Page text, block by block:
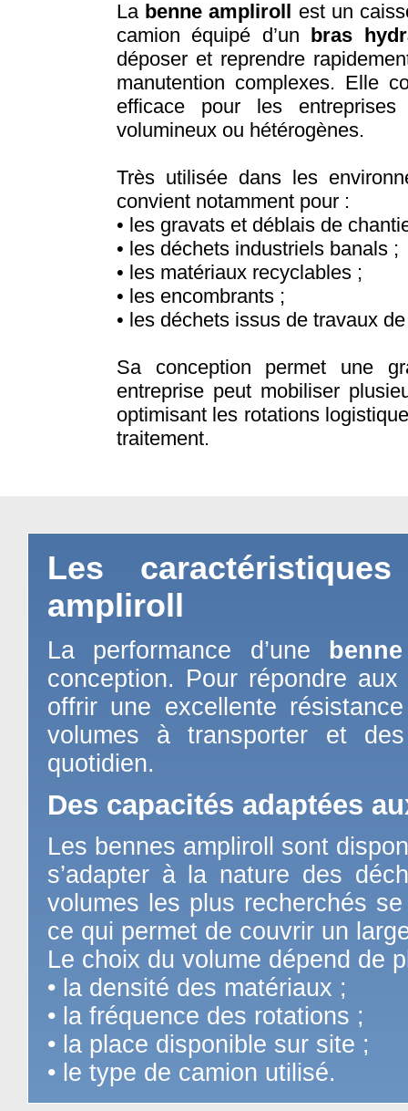
La benne ampliroll est un
camion équipé d’un bras
déposer et reprendre
manutention complexes. Elle
efficace pour les
volumineux ou hétérogènes.
Très utilisée dans les
convient notamment pour :
• les gravats et déblais de
• les déchets industriels banals ;
• les matériaux recyclables ;
• les encombrants ;
• les déchets issus de travaux
Sa conception permet une
entreprise peut mobiliser
optimisant les rotations
traitement.
Les
ampliroll
La performance d’une
conception. Pour répondre
offrir une excellente
volumes à transporter et
quotidien.
Des capacités adaptées
Les bennes ampliroll sont
s’adapter à la nature des
volumes les plus recherchés
ce qui permet de couvrir un
Le choix du volume dépend de
• la densité des matériaux ;
• la fréquence des rotations ;
• la place disponible sur site ;
• le type de camion utilisé.